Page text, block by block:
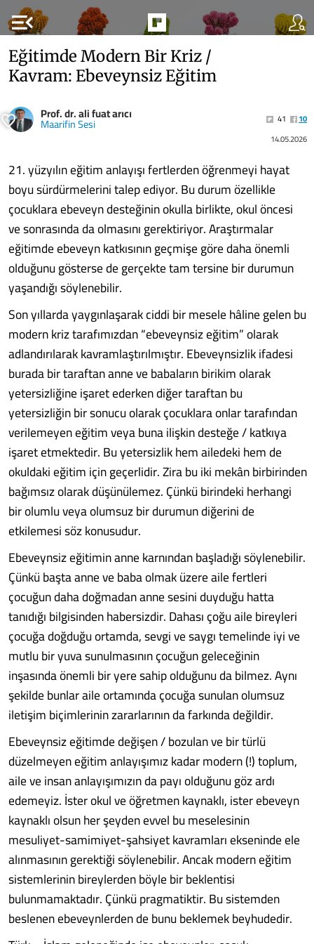
menu_open
Eğitimde Modern Bir Kriz /
Kavram: Ebeveynsiz Eğitim
Prof. dr. ali fuat arıcı
Maarifin Sesi 41
10
14.05.2026
21. yüzyılın eğitim anlayışı fertlerden öğrenmeyi hayat
boyu sürdürmelerini talep ediyor. Bu durum özellikle
çocuklara ebeveyn desteğinin okulla birlikte, okul öncesi
ve sonrasında da olmasını gerektiriyor. Araştırmalar
eğitimde ebeveyn katkısının geçmişe göre daha önemli
olduğunu gösterse de gerçekte tam tersine bir durumun
yaşandığı söylenebilir.
Son yıllarda yaygınlaşarak ciddi bir mesele hâline gelen bu
modern kriz tarafımızdan “ebeveynsiz eğitim” olarak
adlandırılarak kavramlaştırılmıştır. Ebeveynsizlik ifadesi
burada bir taraftan anne ve babaların birikim olarak
yetersizliğine işaret ederken diğer taraftan bu
yetersizliğin bir sonucu olarak çocuklara onlar tarafından
verilemeyen eğitim veya buna ilişkin desteğe / katkıya
işaret etmektedir. Bu yetersizlik hem ailedeki hem de
okuldaki eğitim için geçerlidir. Zira bu iki mekân birbirinden
bağımsız olarak düşünülemez. Çünkü birindeki herhangi
bir olumlu veya olumsuz bir durumun diğerini de
etkilemesi söz konusudur.
Ebeveynsiz eğitimin anne karnından başladığı söylenebilir.
Çünkü başta anne ve baba olmak üzere aile fertleri
çocuğun daha doğmadan anne sesini duyduğu hatta
tanıdığı bilgisinden habersizdir. Dahası çoğu aile bireyleri
çocuğa doğduğu ortamda, sevgi ve saygı temelinde iyi ve
mutlu bir yuva sunulmasının çocuğun geleceğinin
inşasında önemli bir yere sahip olduğunu da bilmez. Aynı
şekilde bunlar aile ortamında çocuğa sunulan olumsuz
iletişim biçimlerinin zararlarının da farkında değildir.
Ebeveynsiz eğitimde değişen / bozulan ve bir türlü
düzelmeyen eğitim anlayışımız kadar modern (!) toplum,
aile ve insan anlayışımızın da payı olduğunu göz ardı
edemeyiz. İster okul ve öğretmen kaynaklı, ister ebeveyn
kaynaklı olsun her şeyden evvel bu meselesinin
mesuliyet-samimiyet-şahsiyet kavramları ekseninde ele
alınmasının gerektiği söylenebilir. Ancak modern eğitim
sistemlerinin bireylerden böyle bir beklentisi
bulunmamaktadır. Çünkü pragmatiktir. Bu sistemden
beslenen ebeveynlerden de bunu beklemek beyhudedir.